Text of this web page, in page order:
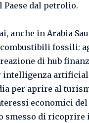
Paese dal petrolio.
anche in Arabia
combustibili fossili:
di hub
per aprire al
economici
smesso di